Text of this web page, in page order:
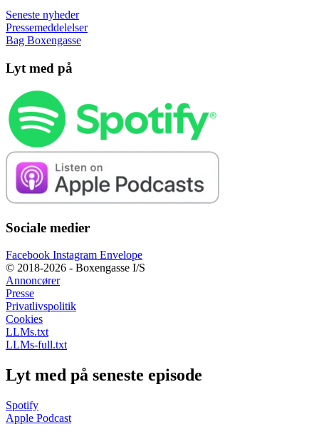
Seneste nyheder
Pressemeddelelser
Bag Boxengasse
Lyt med på
Sociale medier
Facebook Instagram Envelope
© 2018-2026 - Boxengasse I/S
Annoncører
Presse
Privatlivspolitik
Cookies
LLMs.txt
LLMs-full.txt
Lyt med på seneste episode
Spotify
Apple Podcast